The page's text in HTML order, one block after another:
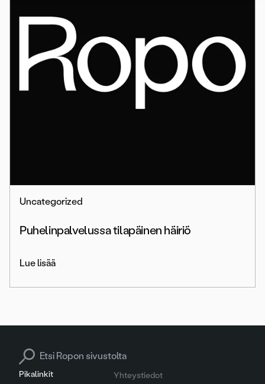
Uncategorized
Puhelinpalvelussa tilapäinen häiriö
Lue lisää
Pikalinkit
Yhteystiedot
Search for: